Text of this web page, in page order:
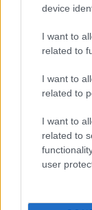
device
I want to
related to
I want to
related to
I want to
related to
user
a műkincsek
lenyűgözte,
képtár,
mennyezetig
ősgalériával
lehetőségét
egyaránt, de